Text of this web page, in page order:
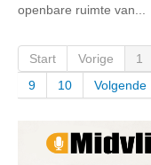
openbare ruimte van...
Start Vorige 1
9
10 Volgende